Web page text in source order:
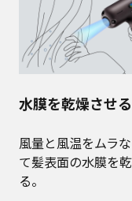
水膜を乾燥させる
風量と風温をムラ
て髪表面の水膜を
る。